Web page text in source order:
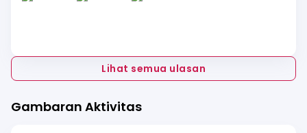
Lihat semua ulasan
Gambaran Aktivitas